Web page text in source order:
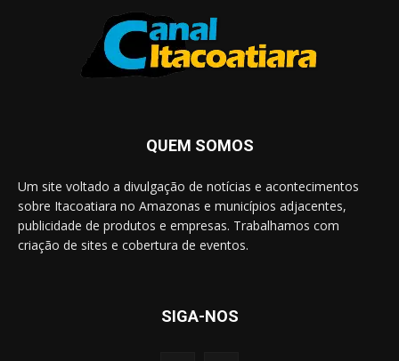
QUEM SOMOS
Um site voltado a divulgação de notícias e acontecimentos
sobre Itacoatiara no Amazonas e municípios adjacentes,
publicidade de produtos e empresas. Trabalhamos com
criação de sites e cobertura de eventos.
SIGA-NOS